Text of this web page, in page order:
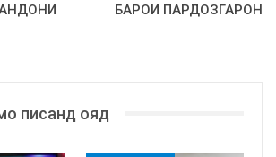
БАРОИ ПАРДОЗГАРОН
писанд ояд